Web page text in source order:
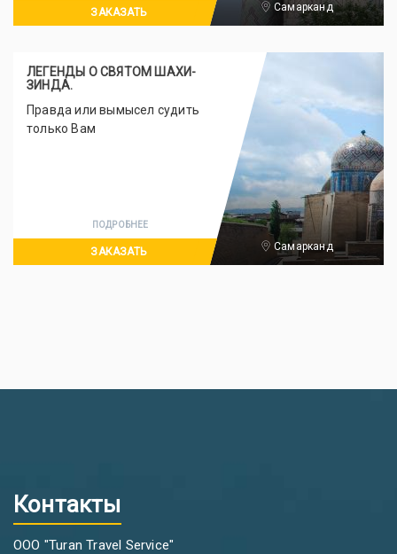
Самарканд
ЗАКАЗАТЬ
Самарканд
ЛЕГЕНДЫ О СВЯТОМ ШАХИ-
ЗИНДА.
Правда или вымысел судить
только Вам
ПОДРОБНЕЕ
ЗАКАЗАТЬ
Контакты
ООО "Turan Travel Service"